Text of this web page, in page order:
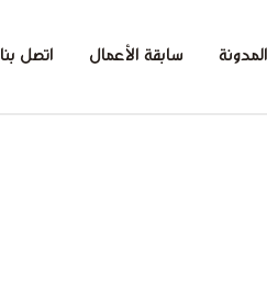
المدونة سابقة الأعمال اتصل بنا